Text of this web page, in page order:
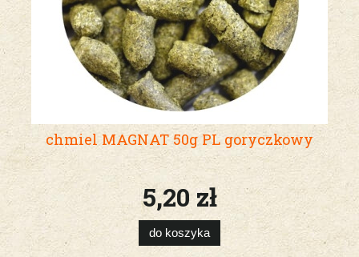
chmiel MAGNAT 50g PL goryczkowy
5,20 zł
do koszyka